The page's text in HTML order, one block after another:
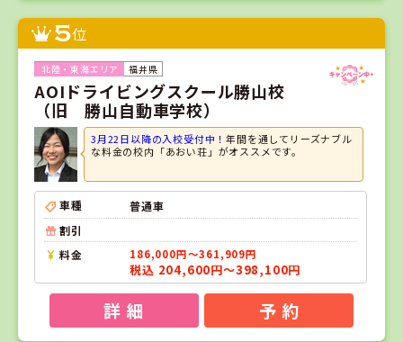
5位
福井県
AOIドライビングスクール勝山校
（旧 勝山自動車学校）
3月22日以降の入校受付中！年間を通してリーズナブル
な料金の校内「あおい荘」がオススメです。
車種
普通車
割引
料金
186,000円～361,909円
税込 204,600円～398,100円
詳 細 予 約